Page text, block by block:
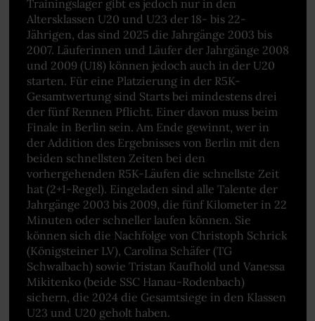
Trainingslager gibt es jedoch nur in den
Altersklassen U20 und U23 der 18- bis 22-
Jährigen, das sind 2025 die Jahrgänge 2003 bis
2007. Läuferinnen und Läufer der Jahrgänge 2008
und 2009 (U18) können jedoch auch in der U20
starten. Für eine Platzierung in der R5K-
Gesamtwertung sind Starts bei mindestens drei
der fünf Rennen Pflicht. Einer davon muss beim
Finale in Berlin sein. Am Ende gewinnt, wer in
der Addition des Ergebnisses von Berlin mit den
beiden schnellsten Zeiten bei den
vorhergehenden R5K-Läufen die schnellste Zeit
hat (2+1-Regel). Eingeladen sind alle Talente der
Jahrgänge 2003 bis 2009, die fünf Kilometer in 22
Minuten oder schneller laufen können. Sie
können sich die Nachfolge von Christoph Schrick
(Königsteiner LV), Carolina Schäfer (TG
Schwalbach) sowie Tristan Kaufhold und Vanessa
Mikitenko (beide SSC Hanau-Rodenbach)
sichern, die 2024 die Gesamtsiege in den Klassen
U23 und U20 geholt haben.